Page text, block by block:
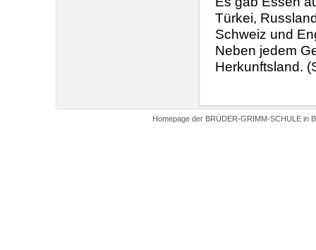
Türkei,
Schweiz und
Neben jedem
Herkunftsland.
Homepage der BRÜDER-GRIMM-SCHULE in